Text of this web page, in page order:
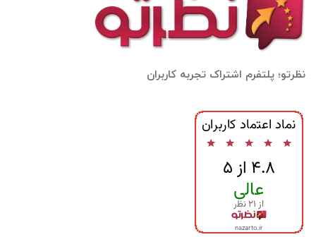
نظرتو؛ پلتفرم اشتراک تجربه کاربران